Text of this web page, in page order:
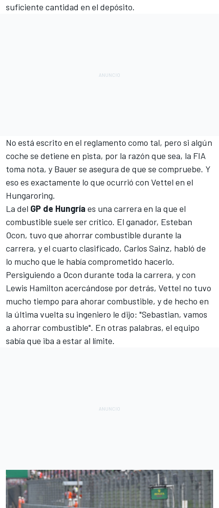
suficiente cantidad en el depósito.
No está escrito en el reglamento como tal, pero si algún
coche se detiene en pista, por la razón que sea, la FIA
toma nota, y Bauer se asegura de que se compruebe. Y
eso es exactamente lo que ocurrió con Vettel en el
Hungaroring.
La del GP de Hungría es una carrera en la que el
combustible suele ser crítico. El ganador, Esteban
Ocon, tuvo que ahorrar combustible durante la
carrera, y el cuarto clasificado, Carlos Sainz, habló de
lo mucho que le había comprometido hacerlo.
Persiguiendo a Ocon durante toda la carrera, y con
Lewis Hamilton acercándose por detrás, Vettel no tuvo
mucho tiempo para ahorar combustible, y de hecho en
la última vuelta su ingeniero le dijo: "Sebastian, vamos
a ahorrar combustible". En otras palabras, el equipo
sabía que iba a estar al límite.